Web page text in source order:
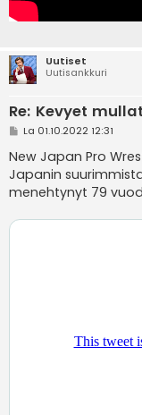
Uutiset
Uutisankkuri
Re: Kevyet mullat
V
e
s
t
i
La 01.10.2022 12:31
New Japan Pro
Japanin
menehtynyt 79